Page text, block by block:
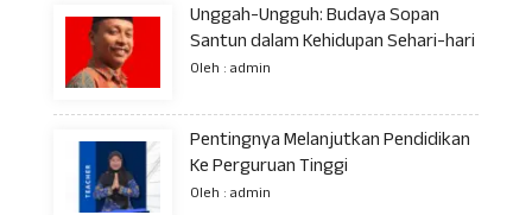
Unggah-Ungguh: Budaya Sopan
Santun dalam Kehidupan Sehari-hari
Oleh : admin
Pentingnya Melanjutkan Pendidikan
Ke Perguruan Tinggi
Oleh : admin